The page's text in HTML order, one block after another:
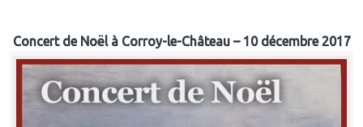
Concert de Noël à Corroy-le-Château – 10 décembre 2017